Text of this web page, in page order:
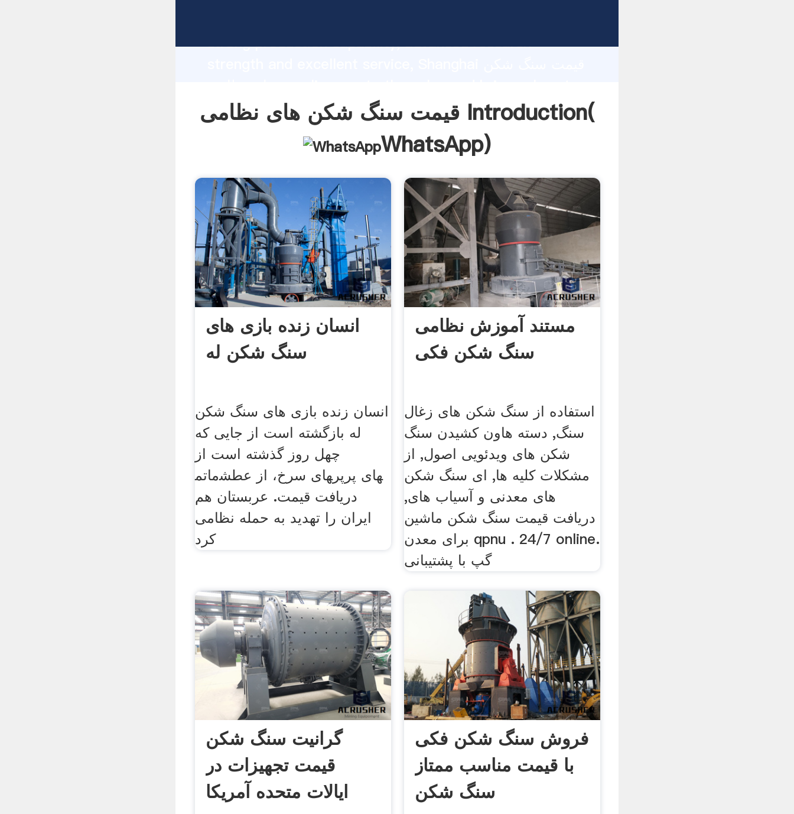
strong production capability, advanced research
all of customers.
قیمت سنگ شکن های نظامی Introduction(
WhatsApp)
انسان زنده بازی های
سنگ شکن له
انسان زنده بازی های سنگ شکن
له بازگشته است از جایی که
چهل روز گذشته است از
ماتم‎های سرخ، از عطش‎های پرپر
دریافت قیمت. عربستان هم
ایران را تهدید به حمله نظامی
کرد
مستند آموزش نظامی
سنگ شکن فکی
استفاده از سنگ شکن های زغال
سنگ, دسته هاون کشیدن سنگ
شکن های ویدئویی اصول, از
مشکلات کلیه ها, ای سنگ شکن
های معدنی و آسیاب های,
دریافت قیمت سنگ شکن ماشین
برای معدن qpnu . 24/7 online.
گپ با پشتیبانی
گرانیت سنگ شکن
قیمت تجهیزات در
ایالات متحده آمریکا
فروش سنگ شکن فکی
با قیمت مناسب ممتاز
سنگ شکن